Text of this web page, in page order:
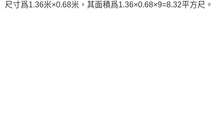
尺寸爲1.36米×0.68米，其面積爲1.36×0.68×9=8.32平方尺。